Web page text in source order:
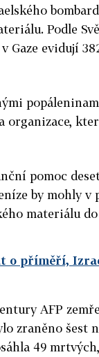
Podle
Gaze evidují
organizace,
pomoc
by mohly
materiálu do
o příměří,
AFP
zraněno šest
49